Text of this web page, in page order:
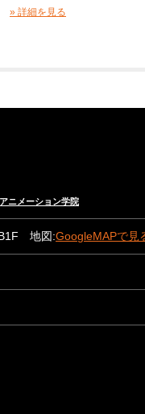
» 詳細を見る
ニメーション学院
B1F 地図:GoogleMAPで見